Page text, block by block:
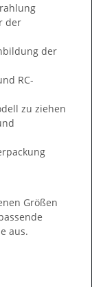
der
der
RC-
zu ziehen
Größen
aus.